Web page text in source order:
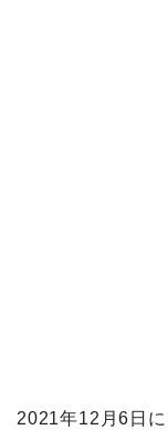
2021年12月6日